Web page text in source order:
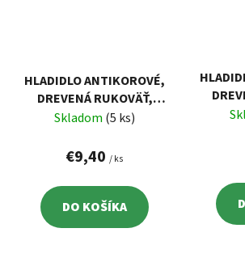
HLADIDLO ANTIKOROVÉ,
DREVENÁ RUKOVÄŤ,
480X130MM
Skladom (5 ks)
€9,40 / ks
DO KOŠÍKA